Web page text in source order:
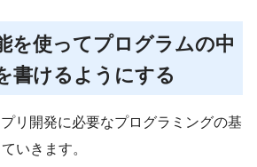
を使ってプログラムの中
書けるようにする
リ開発に必要なプログラミングの基
いきます。